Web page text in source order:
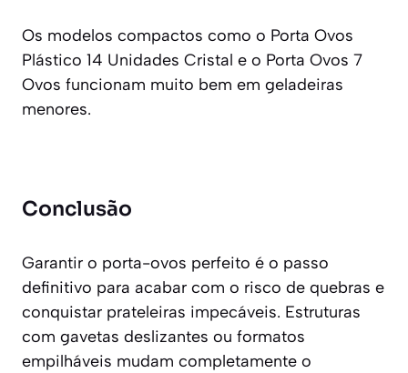
Os modelos compactos como o Porta Ovos
Plástico 14 Unidades Cristal e o Porta Ovos 7
Ovos funcionam muito bem em geladeiras
menores.
Conclusão
Garantir o porta-ovos perfeito é o passo
definitivo para acabar com o risco de quebras e
conquistar prateleiras impecáveis. Estruturas
com gavetas deslizantes ou formatos
empilháveis mudam completamente o